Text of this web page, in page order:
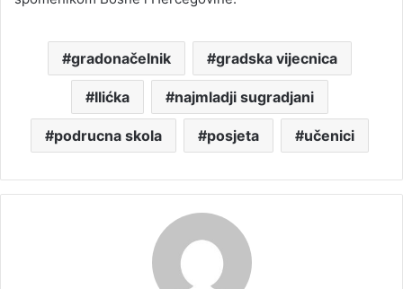
gradonačelnik gradska vijecnica
Ilićka najmladji sugradjani
podrucna skola posjeta učenici